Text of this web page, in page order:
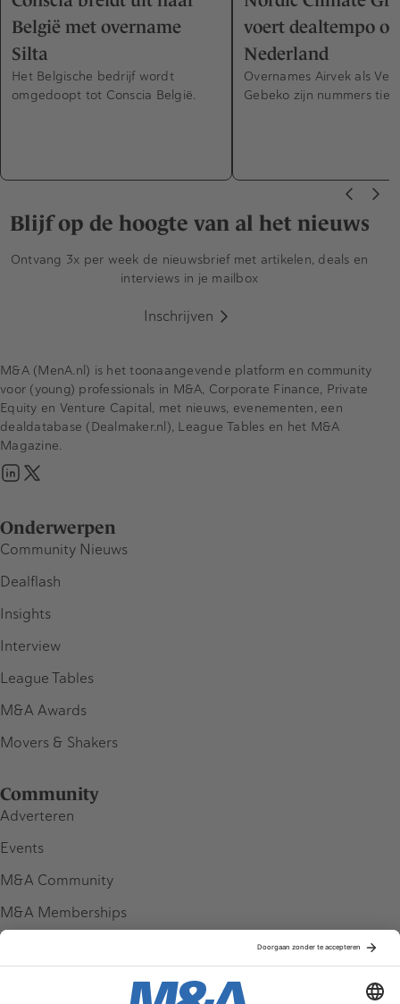
België met overname
Silta
Het Belgische bedrijf wordt
omgedoopt tot Conscia België.
voert dealtempo
Nederland
Overnames Airvek als
Gebeko zijn nummers
Blijf op de hoogte van al het nieuws
Ontvang 3x per week de nieuwsbrief met artikelen, deals en
interviews in je mailbox
Inschrijven
Onderwerpen
Community Nieuws
Dealflash
Insights
Interview
League Tables
M&A Awards
Movers & Shakers
Community
Adverteren
Events
M&A Community
M&A Memberships
M&A (MenA.nl) is het toonaangevende platform en community
voor (young) professionals in M&A, Corporate Finance, Private
Equity en Venture Capital, met nieuws, evenementen, een
dealdatabase (Dealmaker.nl), League Tables en het M&A
Magazine.